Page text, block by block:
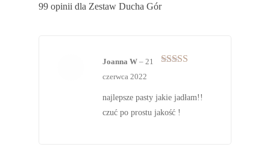
99 opinii dla Zestaw Ducha Gór
Joanna W – 21
czerwca 2022
najlepsze pasty jakie jadłam!!
czuć po prostu jakość !